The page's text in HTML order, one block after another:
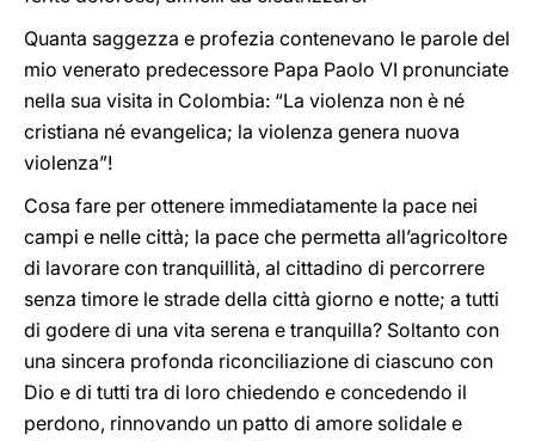
Quanta saggezza e profezia contenevano le parole del
mio venerato predecessore Papa Paolo VI pronunciate
nella sua visita in Colombia: “La violenza non è né
cristiana né evangelica; la violenza genera nuova
violenza”!
Cosa fare per ottenere immediatamente la pace nei
campi e nelle città; la pace che permetta all’agricoltore
di lavorare con tranquillità, al cittadino di percorrere
senza timore le strade della città giorno e notte; a tutti
di godere di una vita serena e tranquilla? Soltanto con
una sincera profonda riconciliazione di ciascuno con
Dio e di tutti tra di loro chiedendo e concedendo il
perdono, rinnovando un patto di amore solidale e